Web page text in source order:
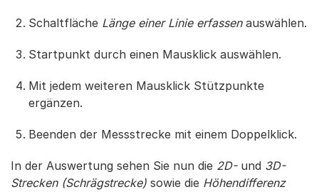
Schaltfläche Länge einer Linie erfassenauswählen.
Startpunkt durch einen Mausklick auswählen.
Mit jedem weiteren Mausklick Stützpunkte
ergänzen.
Beenden der Messstrecke mit einem Doppelklick.
In der Auswertung sehen Sie nun die 2D-und 3D-
Strecken (Schrägstrecke) sowie die Höhendifferenz